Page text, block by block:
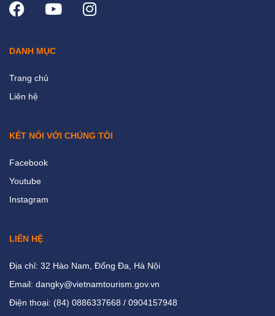
DANH MỤC
Trang chủ
Liên hệ
KẾT NỐI VỚI CHÚNG TÔI
Facebook
Youtube
Instagram
LIÊN HỆ
Địa chỉ: 32 Hào Nam, Đống Đa, Hà Nội
Email: dangky@vietnamtourism.gov.vn
Điện thoại: (84) 0886337668 / 0904157948